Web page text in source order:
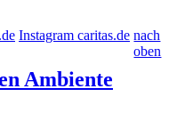
Ambiente
Instagram caritas.de nach
oben